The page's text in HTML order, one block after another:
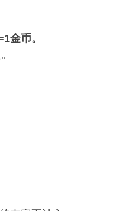
金币。